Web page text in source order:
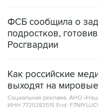
ФСБ сообщила о
подростков,
Росгвардии
Как российские
выходят на
Социальная реклама, АНО
ИНН 7725383515 Erid: